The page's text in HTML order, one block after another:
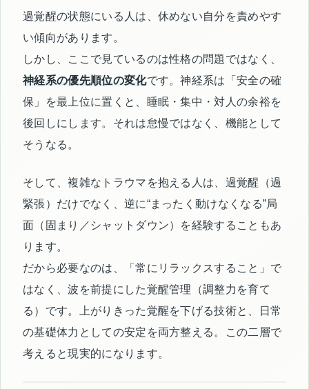
過覚醒の状態にいる人は、休めない自分を責めやす
い傾向があります。
しかし、ここで見ているのは性格の問題ではなく、
神経系の優先順位の変化です。神経系は「安全の確
保」を最上位に置くと、睡眠・集中・対人の余裕を
後回しにします。それは怠慢ではなく、機能として
そうなる。
そして、複雑なトラウマを抱える人は、過覚醒（過
緊張）だけでなく、逆に“まったく動けなくなる”局
面（固まり／シャットダウン）を経験することもあ
ります。
だから必要なのは、「常にリラックスすること」で
はなく、波を前提にした覚醒管理（調整力を育て
る）です。上がりきった覚醒を下げる技術と、日常
の基礎体力としての安定を両方整える。この二層で
考えると現実的になります。